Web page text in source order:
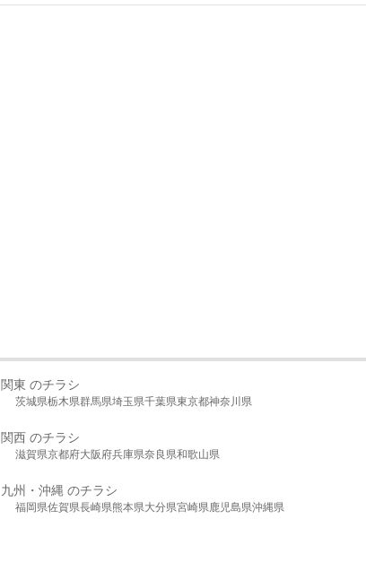
関東 のチラシ
茨城県栃木県群馬県埼玉県千葉県東京都神奈川県
関西 のチラシ
滋賀県京都府大阪府兵庫県奈良県和歌山県
九州・沖縄 のチラシ
福岡県佐賀県長崎県熊本県大分県宮崎県 鹿児島県沖縄県